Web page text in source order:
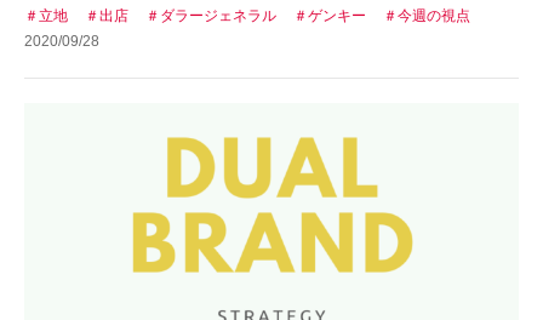
立地 出店 ダラージェネラル ゲンキー
今週の視点
2020/09/28